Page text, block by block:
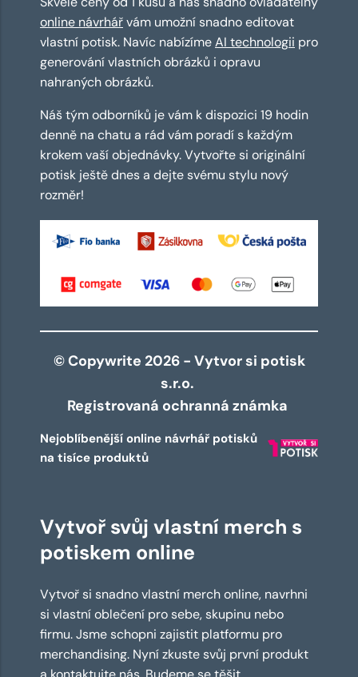
online návrhářvám umožní snadno editovat
vlastní potisk. Navíc nabízímeAI technologii pro
generování vlastních obrázků i opravu
nahraných obrázků.
Náš tým odborníků je vám k dispozici 19 hodin
denně na chatu a rád vám poradí s každým
krokem vaší objednávky. Vytvořte si originální
potisk ještě dnes a dejte svému stylu nový
rozměr!
© Copywrite 2026 - Vytvor si potisk
s.r.o.
Registrovaná ochranná známka
Nejoblíbenější online návrhář potisků
na tisíce produktů
Vytvoř svůj vlastní merch s
potiskem online
Vytvoř si snadno vlastní merch online, navrhni
si vlastní oblečení pro sebe, skupinu nebo
firmu. Jsme schopni zajistit platformu pro
merchandising. Nyní zkuste svůj první produkt